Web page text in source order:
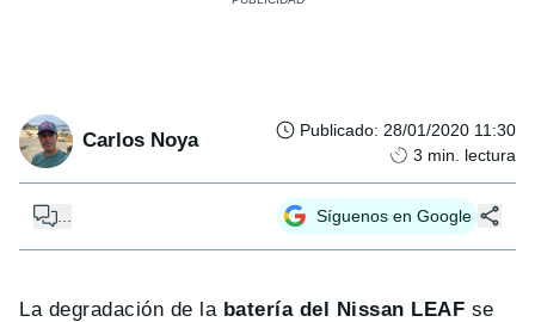
Carlos Noya Publicado: 28/01/2020 11:30
3 min. lectura
Síguenos en Google
La degradación de la batería del Nissan LEAF se